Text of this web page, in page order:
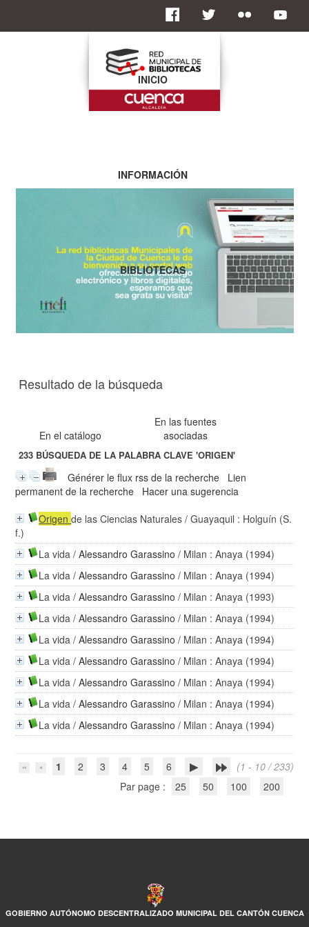
Resultado de la búsqueda
En el catálogo
En las fuentes
asociadas
233 BÚSQUEDA DE LA PALABRA CLAVE'ORIGEN'
Générer le flux rss de la recherche
Lien
permanent de la recherche
Hacer una sugerencia
Origende las Ciencias Naturales / Guayaquil : Holguín (S.
f.)
La vida /Alessandro Garassino / Milan : Anaya (1994)
La vida /Alessandro Garassino / Milan : Anaya (1994)
La vida /Alessandro Garassino / Milan : Anaya (1993)
La vida /Alessandro Garassino / Milan : Anaya (1994)
La vida /Alessandro Garassino / Milan : Anaya (1994)
La vida /Alessandro Garassino / Milan : Anaya (1994)
La vida /Alessandro Garassino / Milan : Anaya (1994)
La vida /Alessandro Garassino / Milan : Anaya (1994)
La vida /Alessandro Garassino / Milan : Anaya (1994)
1 2 3 4 5 6
(1 - 10 / 233)
Par page :
25 50 100 200
GOBIERNO AUTÓNOMO DESCENTRALIZADO MUNICIPAL DEL CANTÓN CUENCA
INICIO
INFORMACIÓN
BIBLIOTECAS